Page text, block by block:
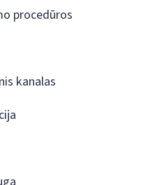
procedūros
kanalas